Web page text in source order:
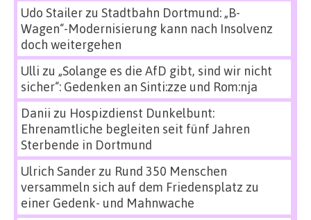
Udo Stailerzu Stadtbahn Dortmund: „B-
Wagen“-Modernisierung kann nach Insolvenz
doch weitergehen
Ulli zu „Solange es die AfD gibt, sind wir nicht
sicher“: Gedenken an Sinti:zze und Rom:nja
Danii zu Hospizdienst Dunkelbunt:
Ehrenamtliche begleiten seit fünf Jahren
Sterbende in Dortmund
Ulrich Sanderzu Rund 350 Menschen
versammeln sich auf dem Friedensplatz zu
einer Gedenk- und Mahnwache